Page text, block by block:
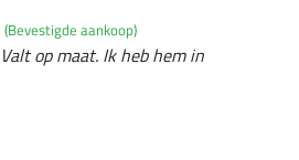
(Bevestigde aankoop)
op maat. Ik heb hem in